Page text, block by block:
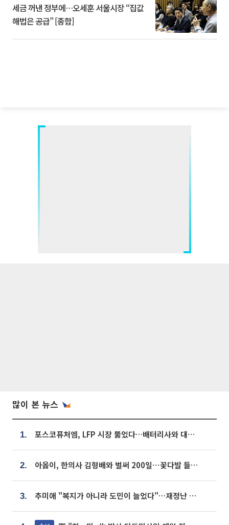
세금 꺼낸 정부에…오세훈 서울시장 “집값
해법은 공급” [종합]
많이 본 뉴스
1. 포스코퓨처엠, LFP 시장 뚫었다…배터리사와 대규모 장기 공급 합의
2. 아옳이, 한의사 김형배와 벌써 200일⋯꽃다발 들고 "프러포즈 아냐"
3. 추미애 "복지가 아니라 도민이 늘었다"…재정난 책임론 정면돌파